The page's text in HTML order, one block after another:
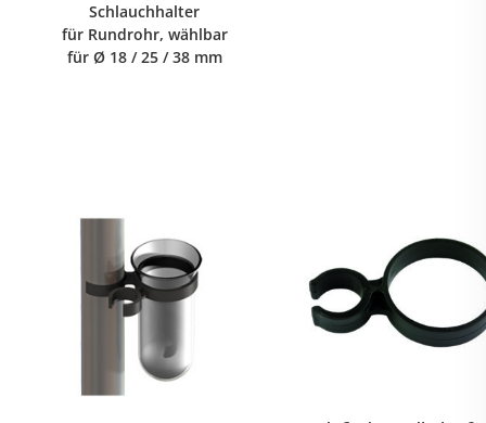
Schlauchhalter
für Rundrohr, wählbar
für Ø 18 / 25 / 38 mm